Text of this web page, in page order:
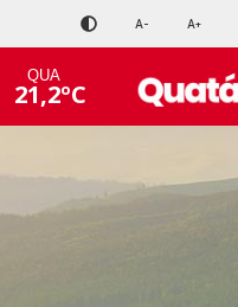
A- A+
QUA
21,2ºC